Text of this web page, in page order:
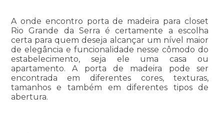
A onde encontro porta de madeira para closet
Rio Grande da Serra é certamente a escolha
certa para quem deseja alcançar um nível maior
de elegância e funcionalidade nesse cômodo do
estabelecimento, seja ele uma casa ou
apartamento. A porta de madeira pode ser
encontrada em diferentes cores, texturas,
tamanhos e também em diferentes tipos de
abertura.